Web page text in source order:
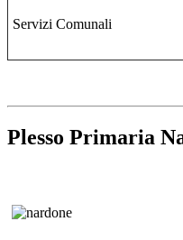
Servizi Comunali
Plesso Primaria